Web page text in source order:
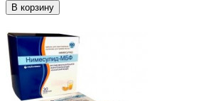
В корзину